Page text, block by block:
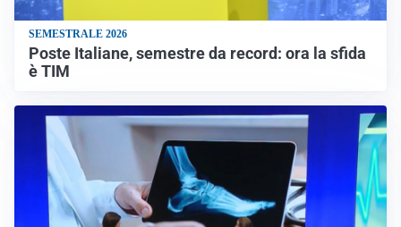
SEMESTRALE 2026
Poste Italiane, semestre da record: ora la sfida
è TIM